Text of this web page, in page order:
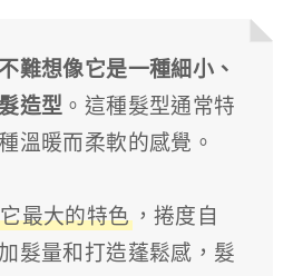
難想像它是一種細小、
造型 。這種髮型通常特
溫暖而柔軟的感覺。
最大的特色，捲度自
髮量和打造蓬鬆感，髮